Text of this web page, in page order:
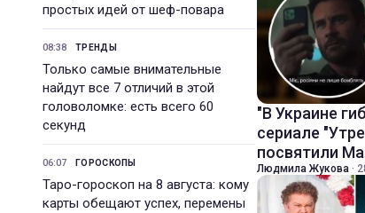
простых идей от шеф-повара
08:38 ТРЕНДЫ
Только самые внимательные
найдут все 7 отличий в этой
головоломке: есть всего 60
секунд
06:07 ГОРОСКОПЫ
Таро-гороскоп на 8 августа: кому
карты обещают успех, перемены
"В Украине
сериале
посвятили
Людмила Жукова ·